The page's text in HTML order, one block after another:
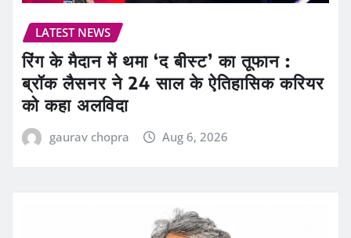
LATEST NEWS
रिंग के मैदान में थमा ‘द बीस्ट’ का तूफान :
ब्रॉक लैसनर ने 24 साल के ऐतिहासिक करियर
को कहा अलविदा
gaurav chopra Aug 6, 2026